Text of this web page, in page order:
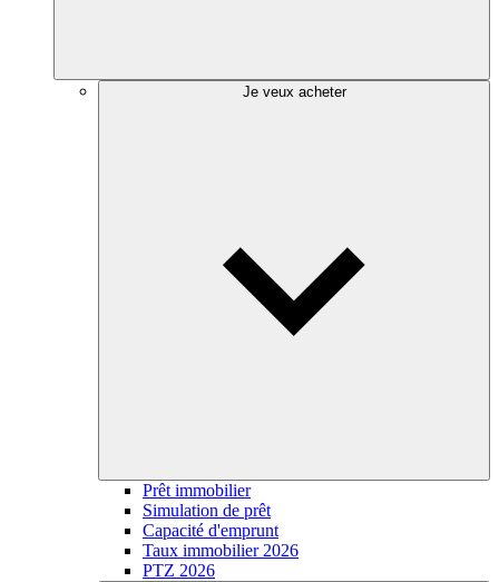
Je veux acheter
Prêt immobilier
Simulation de prêt
Capacité d'emprunt
Taux immobilier 2026
PTZ 2026